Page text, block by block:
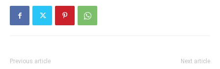
Previous article Next article